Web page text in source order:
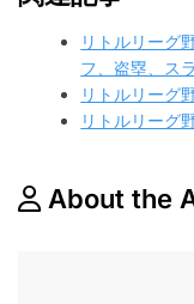
リトルリーグ
フ、盗塁、ス
リトルリーグ
リトルリーグ
About the